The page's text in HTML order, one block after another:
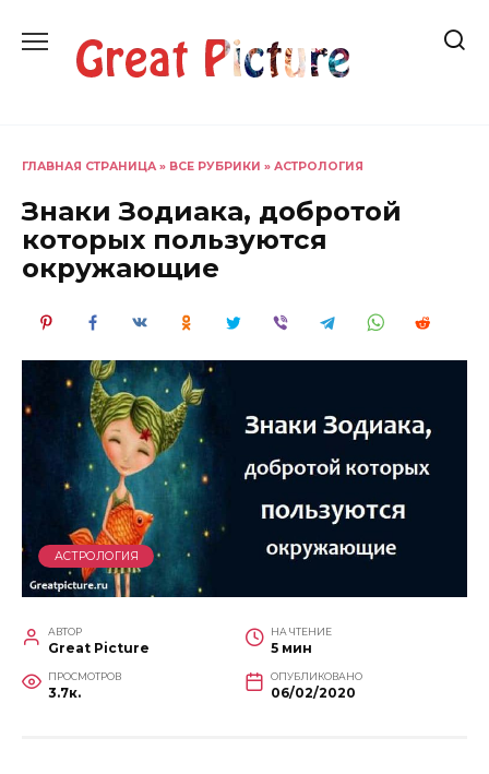
содержанию
ГЛАВНАЯ СТРАНИЦА » ВСЕ РУБРИКИ » АСТРОЛОГИЯ
Знаки Зодиака, добротой
которых пользуются
окружающие
АСТРОЛОГИЯ
АВТОР
Great Picture
НА ЧТЕНИЕ
5 мин
ПРОСМОТРОВ
3.7к.
ОПУБЛИКОВАНО
06/02/2020